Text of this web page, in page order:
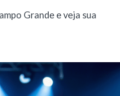
Grande e veja sua